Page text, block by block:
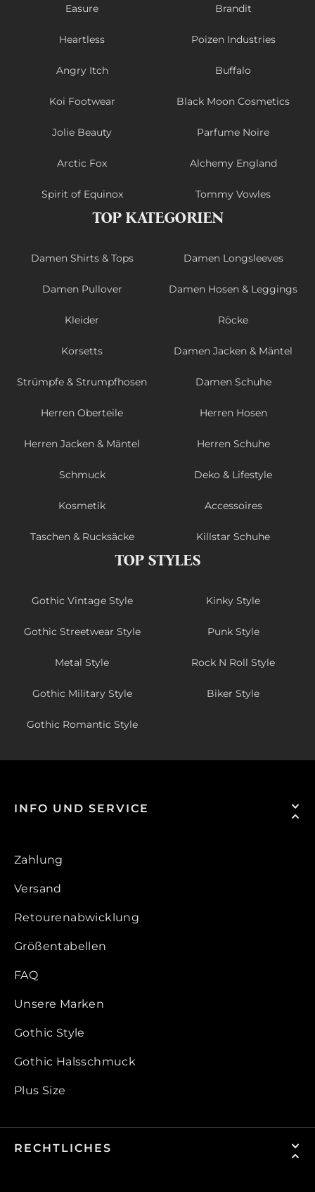
Easure Brandit
Heartless Poizen Industries
Angry Itch Buffalo
Koi Footwear Black Moon Cosmetics
Jolie Beauty Parfume Noire
Arctic Fox Alchemy England
Spirit of Equinox Tommy Vowles
TOP KATEGORIEN
Damen Shirts & Tops Damen Longsleeves
Damen Pullover Damen Hosen & Leggings
Kleider Röcke
Korsetts Damen Jacken & Mäntel
Strümpfe & Strumpfhosen Damen Schuhe
Herren Oberteile Herren Hosen
Herren Jacken & Mäntel Herren Schuhe
Schmuck Deko & Lifestyle
Kosmetik Accessoires
Taschen & Rucksäcke Killstar Schuhe
TOP STYLES
Gothic Vintage Style Kinky Style
Gothic Streetwear Style Punk Style
Metal Style Rock N Roll Style
Gothic Military Style Biker Style
Gothic Romantic Style
INFO UND SERVICE
Zahlung
Versand
Retourenabwicklung
Größentabellen
FAQ
Unsere Marken
Gothic Style
Gothic Halsschmuck
Plus Size
RECHTLICHES